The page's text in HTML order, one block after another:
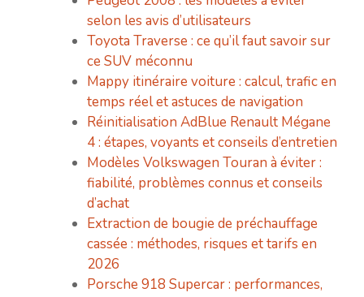
selon les avis d’utilisateurs
Toyota Traverse : ce qu’il faut savoir sur
ce SUV méconnu
Mappy itinéraire voiture : calcul, trafic en
temps réel et astuces de navigation
Réinitialisation AdBlue Renault Mégane
4 : étapes, voyants et conseils d’entretien
Modèles Volkswagen Touran à éviter :
fiabilité, problèmes connus et conseils
d’achat
Extraction de bougie de préchauffage
cassée : méthodes, risques et tarifs en
2026
Porsche 918 Supercar : performances,